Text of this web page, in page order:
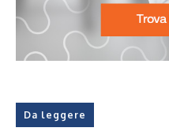
Da leggere